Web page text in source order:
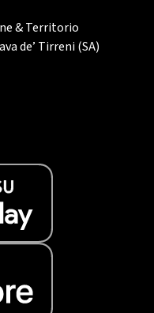
& Territorio
de’ Tirreni (SA)